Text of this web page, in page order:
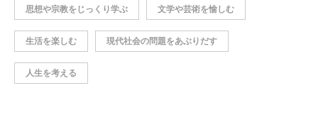
思想や宗教をじっくり学ぶ 文学や芸術を愉しむ
生活を楽しむ 現代社会の問題をあぶりだす
人生を考える